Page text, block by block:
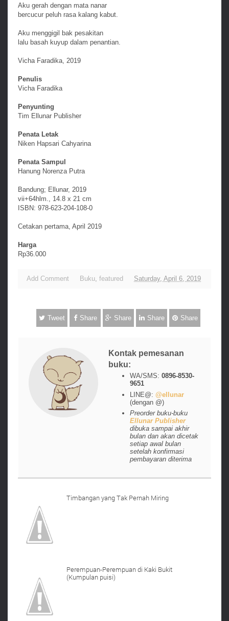
Aku gerah dengan mata nanar
bercucur peluh rasa kalang kabut.
Aku menggigil bak pesakitan
lalu basah kuyup dalam penantian.
Vicha Faradika, 2019
Penulis
Vicha Faradika
Penyunting
Tim Ellunar Publisher
Penata Letak
Niken Hapsari Cahyarina
Penata Sampul
Hanung Norenza Putra
Bandung; Ellunar, 2019
vii+64hlm., 14.8 x 21 cm
ISBN: 978-623-204-108-0
Cetakan pertama, April 2019
Harga
Rp36.000
Add Comment Buku featured Saturday, April 6, 2019
Tweet Share Share Share Share
Kontak pemesanan
buku:
WA/SMS:0896-8530-
9651
LINE@:@ellunar
(dengan @)
Preorder buku-buku
Ellunar Publisher
dibuka sampai akhir
bulan dan akan dicetak
setiap awal bulan
setelah konfirmasi
pembayaran diterima
Timbangan yang Tak Pernah Miring
Perempuan-Perempuan di Kaki Bukit
(Kumpulan puisi)